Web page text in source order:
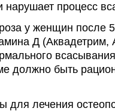
процесс
у женщин после
Д
должно быть
для лечения